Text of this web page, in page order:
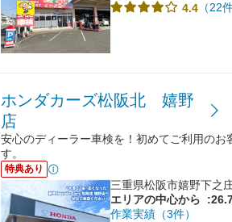
4.4 （22
ホンダカーズ松阪北 嬉野
店
安心のディーラー車検を！初めてご利用の
す。
特典あり
三重県松阪市嬉野下之
エリアの中心から
作業実績（3件）